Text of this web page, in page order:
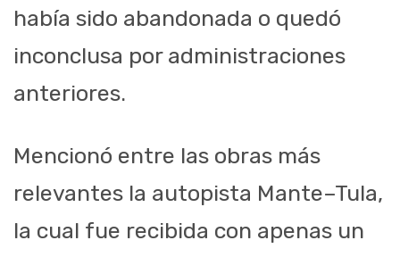
había sido abandonada o quedó
inconclusa por administraciones
anteriores.
Mencionó entre las obras más
relevantes la autopista Mante–Tula,
la cual fue recibida con apenas un